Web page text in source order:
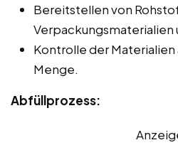
Bereitstellen von
Kontrolle der Materialien
Menge.
Abfüllprozess: